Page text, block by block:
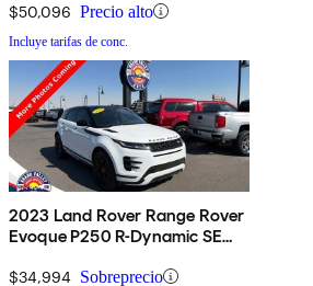
$50,096 Precio alto
Incluye tarifas de conc.
2023 Land Rover Range Rover
Evoque P250 R-Dynamic SE
$34,994 Sobreprecio